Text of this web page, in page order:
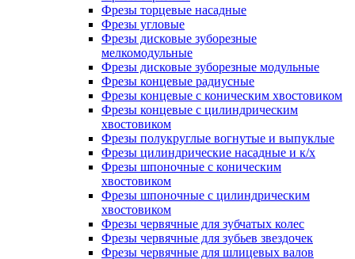
Фрезы торцевые насадные
Фрезы угловые
Фрезы дисковые зуборезные
мелкомодульные
Фрезы дисковые зуборезные модульные
Фрезы концевые радиусные
Фрезы концевые с коническим хвостовиком
Фрезы концевые с цилиндрическим
хвостовиком
Фрезы полукруглые вогнутые и выпуклые
Фрезы цилиндрические насадные и к/х
Фрезы шпоночные с коническим
хвостовиком
Фрезы шпоночные с цилиндрическим
хвостовиком
Фрезы червячные для зубчатых колес
Фрезы червячные для зубьев звездочек
Фрезы червячные для шлицевых валов